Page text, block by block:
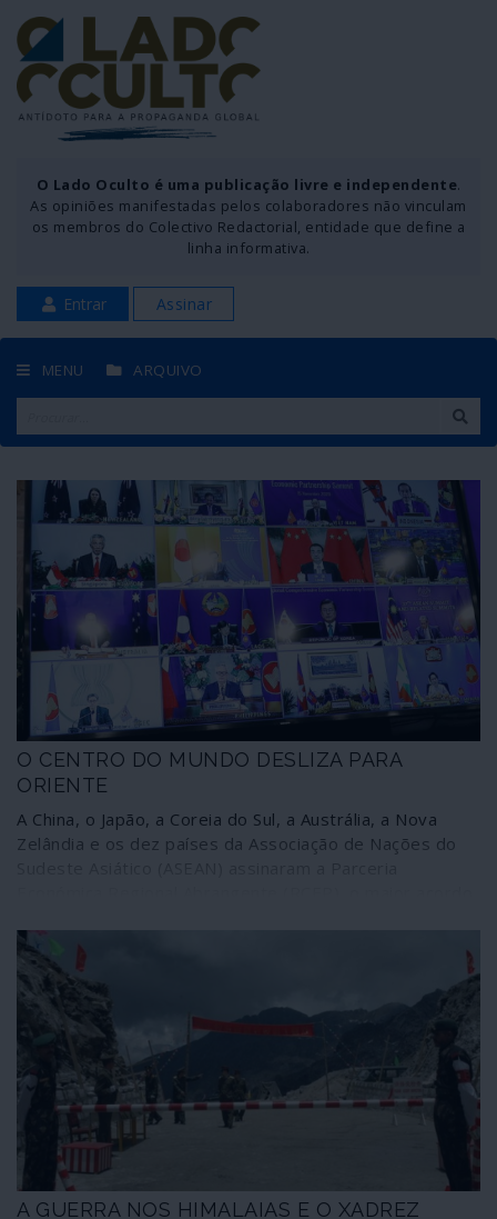
O Lado Oculto é uma publicação livre e independente.
As opiniões manifestadas pelos colaboradores não vinculam
os membros do Colectivo Redactorial, entidade que define a
linha informativa.
Entrar Assinar
MENU ARQUIVO
O CENTRO DO MUNDO DESLIZA PARA
ORIENTE
A China, o Japão, a Coreia do Sul, a Austrália, a Nova
Zelândia e os dez países da Associação de Nações do
30% da economia mundial e 2200 milhões de pessoas.
Trata-se de uma grande plataforma que poderá
intersectar-se com várias outras entidades regionais da
geoeconomia mas também da geopolítica. A
comunicação corporativa praticamente não deu por isso,
a não ser para dizer que se trata de mais uma arma da
China contra “o Ocidente”. Um “Ocidente” que continua a
olhar-se como o centro do mundo – e a comportar-se
colonialmente como tal. Enquanto ele, o centro do
mundo, continua a deslizar inapelavelmente para
Oriente.
A GUERRA NOS HIMALAIAS E O XADREZ